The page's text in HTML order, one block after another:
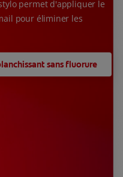
permet d'appliquer le
pour éliminer les
sans fluorure